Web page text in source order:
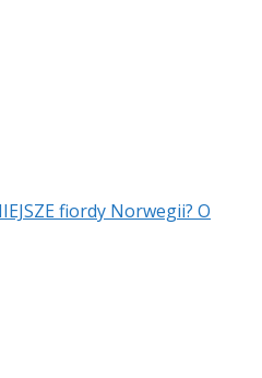
fiordy Norwegii? O